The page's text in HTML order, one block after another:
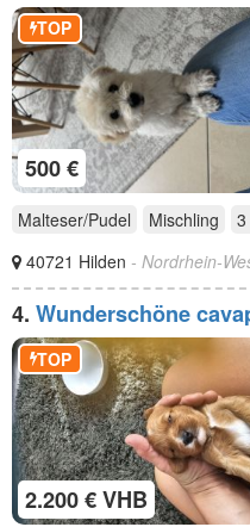
500 €
TOP
Malteser/Pudel Mischling
40721 Hilden - Nordrhein-
4. Wunderschöne
2.200 € VHB
TOP